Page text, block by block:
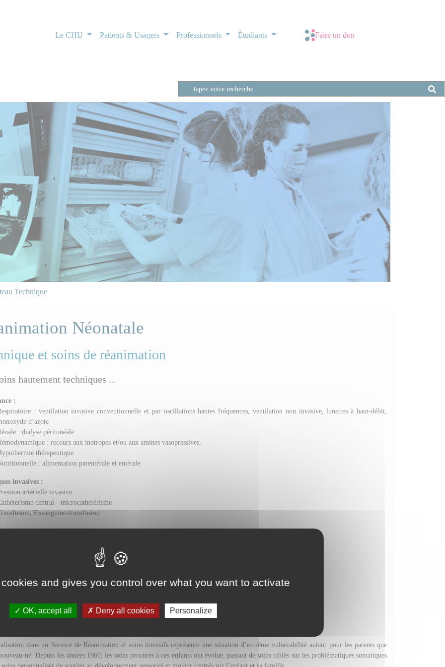
Le CHU Patients & Usagers Professionnels Étudiants Faire un don
Technique
Néonatale
et soins de réanimation
hautement techniques ...
:
: ventilation invasive conventionnelle et par oscillations hautes fréquences, ventilation non invasive, lunettes à haut-débit,
d’azote
: dialyse péritonéale
: recours aux inotropes et/ou aux amines vasopressives,
thérapeutique
: alimentation parentérale et entérale
invasives :
artérielle invasive
central - microcathétérisme
Exsanguino-transfusion
:
cardiaque, rénale, digestive, transfontanellaire
conventionnelle et d’amplitude
ophtalmologiques
dans un Service de Réanimation et soins intensifs représente une situation d’extrême vulnérabilité autant pour les parents que
né. Depuis les années 1960, les soins procurés à ces enfants ont évolué, passant de soins ciblés sur les problématiques somatiques
soins personnalisés de soutien au développement sensoriel et moteur centrés sur l’enfant et sa famille.
and gives you control over what you want to activate
OK, accept all Deny all cookies Personalize